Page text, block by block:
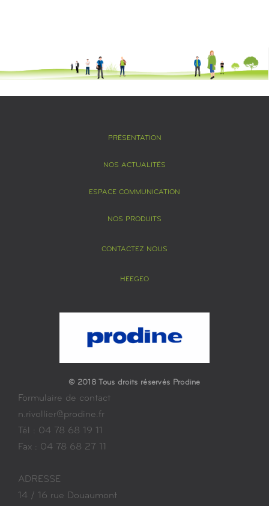
PRÉSENTATION
NOS ACTUALITÉS
ESPACE COMMUNICATION
NOS PRODUITS
CONTACTEZ NOUS
HEEGEO
© 2018 Tous droits réservés Prodine
Formulaire de contact
n.rivollier@prodine.fr
Tél : 04 78 68 19 11
Fax : 04 78 68 27 11
ADRESSE
14 / 16 rue Douaumont